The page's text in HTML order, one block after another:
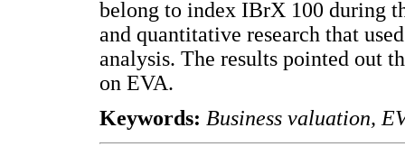
belong to index IBrX 100 during
and quantitative research that
analysis. The results pointed out
on EVA.
Keywords: Business valuation,